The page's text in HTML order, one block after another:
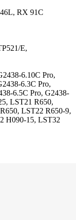
RX 91C
E,
6.10C Pro,
6.3C Pro,
6.5C Pro, G2438-
LST21 R650,
LST22 R650-9,
H090-15, LST32